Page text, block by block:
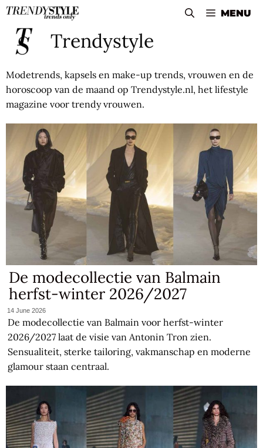
Skip
content
MENU
Trendystyle
Modetrends, kapsels en make-up trends, vrouwen en de
horoscoop van de maand op Trendystyle.nl, het lifestyle
magazine voor trendy vrouwen.
De modecollectie van Balmain
herfst-winter 2026/2027
14 June 2026
De modecollectie van Balmain voor herfst-winter
2026/2027 laat de visie van Antonin Tron zien.
Sensualiteit, sterke tailoring, vakmanschap en moderne
glamour staan centraal.